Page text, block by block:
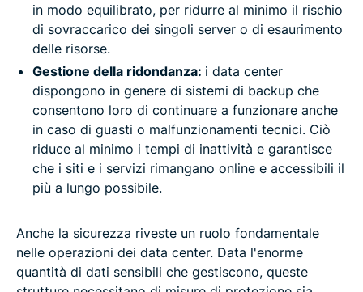
in modo equilibrato, per ridurre al minimo il rischio
di sovraccarico dei singoli server o di esaurimento
delle risorse.
Gestione della ridondanza: i data center
dispongono in genere di sistemi di backup che
consentono loro di continuare a funzionare anche
in caso di guasti o malfunzionamenti tecnici. Ciò
riduce al minimo i tempi di inattività e garantisce
che i siti e i servizi rimangano online e accessibili il
più a lungo possibile.
Anche la sicurezza riveste un ruolo fondamentale
nelle operazioni dei data center. Data l'enorme
quantità di dati sensibili che gestiscono, queste